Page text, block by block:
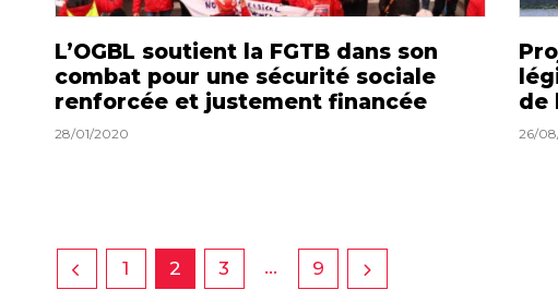
L’OGBL soutient la FGTB dans son
combat pour une sécurité sociale
renforcée et justement financée
28/01/2020
de
26/
1 2 3 … 9